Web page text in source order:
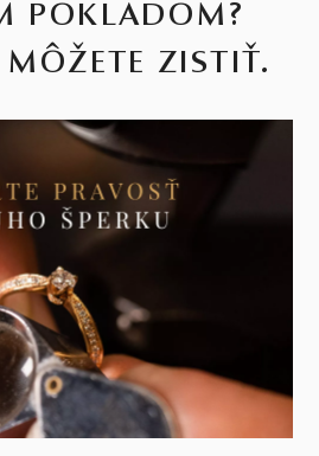
POKLADOM?
MÔŽETE ZISTIŤ.